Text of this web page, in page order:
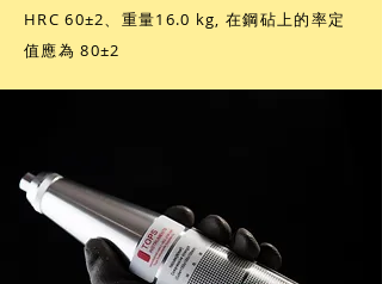
HRC 60±2、重量16.0 kg, 在鋼砧上的率定
值應為 80±2